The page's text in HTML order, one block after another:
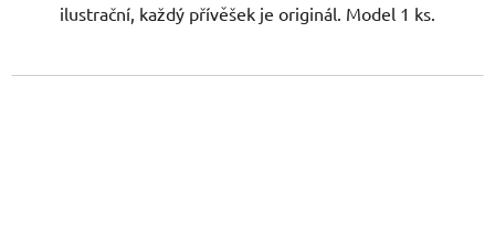
ilustrační, každý přívěšek je originál. Model 1 ks.